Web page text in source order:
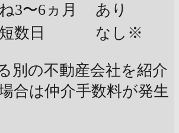
3〜6ヵ月
あり
数日 なし※
別の不動産会社を紹介
合は仲介手数料が発生